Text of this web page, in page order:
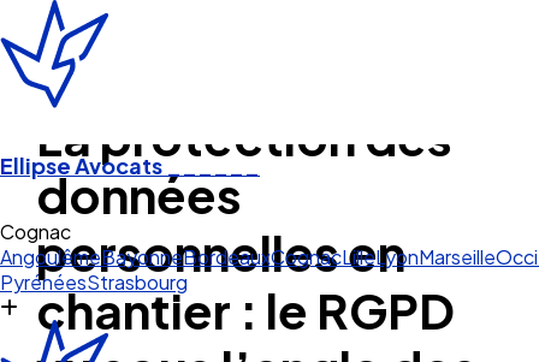
Ellipse Avocats______
Cognac
AngoulêmeBayonneBordeauxCognacLilleLyonMarseille
PyrénéesStrasbourg
La protection des
données
personnelles en
chantier : le RGPD